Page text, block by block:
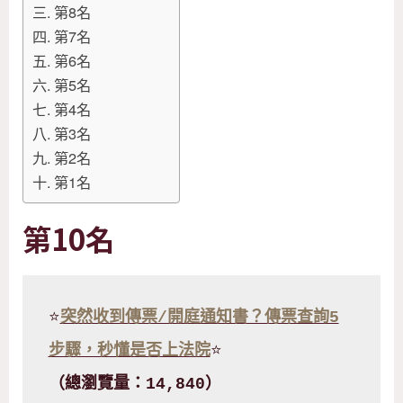
第8名
第7名
第6名
第5名
第4名
第3名
第2名
第1名
第10名
⭐突然收到傳票/開庭通知書？傳票查詢5
步驟，秒懂是否上法院⭐
（總瀏覽量：14,840）